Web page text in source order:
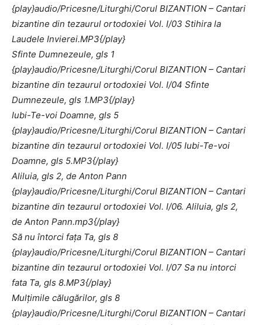
{play}audio/Pricesne/Liturghi/Corul BIZANTION – Cantari
bizantine din tezaurul ortodoxiei Vol. I/03 Stihira la
Laudele Invierei.MP3{/play}
Sfinte Dumnezeule, gls 1
{play}audio/Pricesne/Liturghi/Corul BIZANTION – Cantari
bizantine din tezaurul ortodoxiei Vol. I/04 Sfinte
Dumnezeule, gls 1.MP3{/play}
Iubi-Te-voi Doamne, gls 5
{play}audio/Pricesne/Liturghi/Corul BIZANTION – Cantari
bizantine din tezaurul ortodoxiei Vol. I/05 Iubi-Te-voi
Doamne, gls 5.MP3{/play}
Aliluia, gls 2, de Anton Pann
{play}audio/Pricesne/Liturghi/Corul BIZANTION – Cantari
bizantine din tezaurul ortodoxiei Vol. I/06. Aliluia, gls 2,
de Anton Pann.mp3{/play}
Să nu întorci faţa Ta, gls 8
{play}audio/Pricesne/Liturghi/Corul BIZANTION – Cantari
bizantine din tezaurul ortodoxiei Vol. I/07 Sa nu intorci
fata Ta, gls 8.MP3{/play}
Mulţimile călugărilor, gls 8
{play}audio/Pricesne/Liturghi/Corul BIZANTION – Cantari